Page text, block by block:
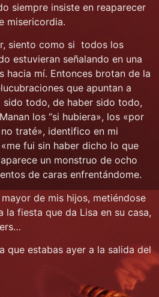
siempre insiste en reaparecer
misericordia.
siento como si todos los
estuvieran señalando en una
hacia mí. Entonces brotan de la
que apuntan a
sido todo, de haber sido todo,
los “si hubiera», los «por
traté», identifico en mi
fui sin haber dicho lo que
un monstruo de ocho
de caras enfrentándome.
de mis hijos, metiéndose
la fiesta que da Lisa en su casa,
que estabas ayer a la salida del